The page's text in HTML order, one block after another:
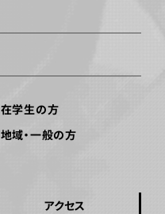
在学生の方
地域・一般の方
アクセス